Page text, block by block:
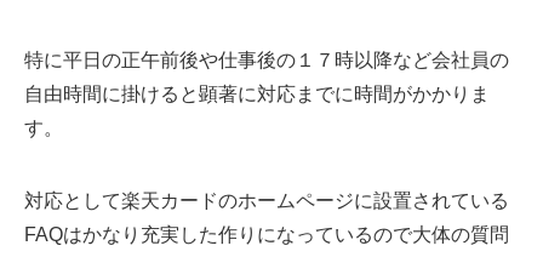
特に平日の正午前後や仕事後の１７時以降など会社員の
自由時間に掛けると顕著に対応までに時間がかかりま
す。
対応として楽天カードのホームページに設置されている
FAQはかなり充実した作りになっているので大体の質問